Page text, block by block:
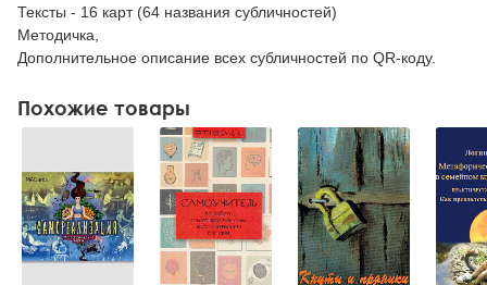
Тексты - 16 карт (64 названия субличностей)
Методичка,
Дополнительное описание всех субличностей по QR-коду.
Похожие товары